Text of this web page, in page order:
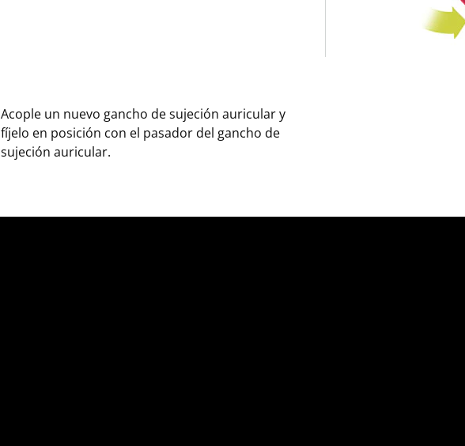
Acople un nuevo gancho de sujeción auricular y
fíjelo en posición con el pasador del gancho de
sujeción auricular.